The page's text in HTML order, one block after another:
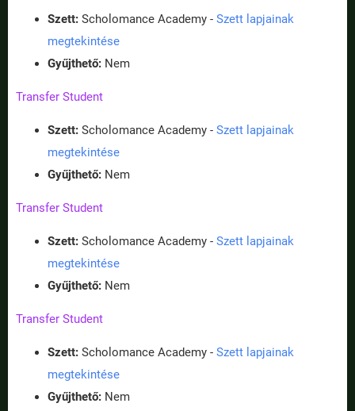
Szett: Scholomance Academy - Szett lapjainak
megtekintése
Gyűjthető: Nem
Transfer Student
Szett: Scholomance Academy - Szett lapjainak
megtekintése
Gyűjthető: Nem
Transfer Student
Szett: Scholomance Academy - Szett lapjainak
megtekintése
Gyűjthető: Nem
Transfer Student
Szett: Scholomance Academy - Szett lapjainak
megtekintése
Gyűjthető: Nem